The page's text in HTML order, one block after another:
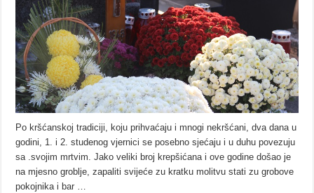
Po kršćanskoj tradiciji, koju prihvaćaju i mnogi nekršćani, dva dana u
godini, 1. i 2. studenog vjernici se posebno sjećaju i u duhu povezuju
sa .svojim mrtvim. Jako veliki broj krepšićana i ove godine došao je
na mjesno groblje, zapaliti svijeće zu kratku molitvu stati zu grobove
pokojnika i bar …